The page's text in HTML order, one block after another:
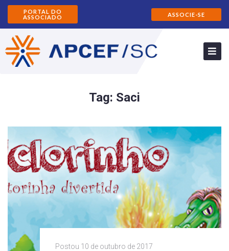
PORTAL DO
ASSOCIADO
ASSOCIE-SE
Tag: Saci
Postou 10 de outubro de 2017